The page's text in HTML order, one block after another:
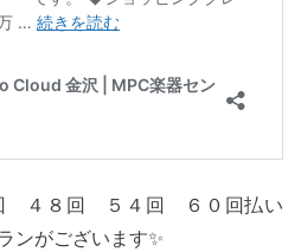
４８回 ５４回 ６０回払い
ンがございます✨